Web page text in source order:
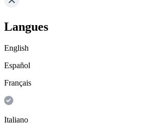
Langues
English
Español
Français
Italiano